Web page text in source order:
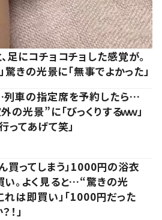
足にコチョコチョした感覚が。
驚きの光景に「無事でよかった」
車の指定席を予約したら…
光景”に「びっくりするｗｗ」
ってあげて笑」
買ってしまう」1000円の浴衣
い。よく見ると…“驚きの光
れは即買い」「1000円だった
！」